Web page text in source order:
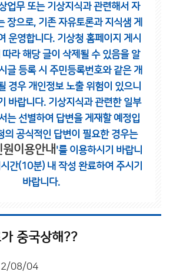
업무 또는 기상지식과 관련해서 자
장으로, 기존 자유토론과 지식샘 게
운영합니다. 기상청 홈페이지 게시
라 해당 글이 삭제될 수 있음을 알
글 등록 시 주민등록번호와 같은 개
경우 개인정보 노출 위험이 있으니
바랍니다. 기상지식과 관련한 일부
는 선별하여 답변을 게재할 예정입
공식적인 답변이 필요한 경우는
이용안내 '를 이용하시기 바랍니
간(10분) 내 작성 완료하여 주시기
바랍니다.
중국상해??
08/04